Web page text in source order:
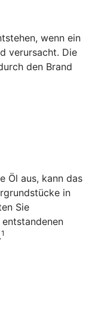
wenn ein
verursacht. Die
den Brand
Öl aus, kann das
in
Sie
1